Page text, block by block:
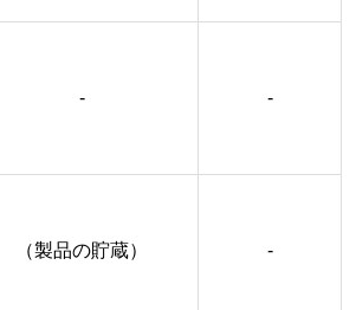
- -
（製品の貯蔵） -